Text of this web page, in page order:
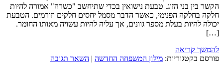
הקשר בין בני הזוג. טבעת נישואין בכדי שתיחשב "כשרה" אמורה להיות
חלקה בחלקה הפנימי, כאשר הדבר מסמל יחסים חלקים וזורמים. הטבעת
יכולה להיות בעלת מספר גוונים, אך עליה להיות עשויה מאותו החומר.
[…]
להמשך קריאה
פורסם בקטגוריות: מילון המשפחה החדשה | השאר תגובה